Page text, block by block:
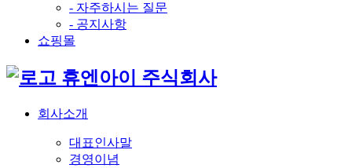
- 자주하시는 질문
- 공지사항
쇼핑몰
휴엔아이 주식회사
회사소개
대표인사말
경영이념